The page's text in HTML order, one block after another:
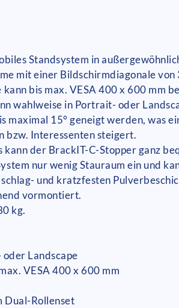
Standsystem in
mit einer Bildschirmdiagonale von
bis max. VESA 400 x 600 mm
wahlweise in Portrait- oder
maximal 15° geneigt werden, was
bzw. Interessenten steigert.
kann der BrackIT-C-Stopper ganz
nur wenig Stauraum ein und
und kratzfesten
vormontiert.
kg.
Landscape
VESA 400 x 600 mm
Dual-Rollenset